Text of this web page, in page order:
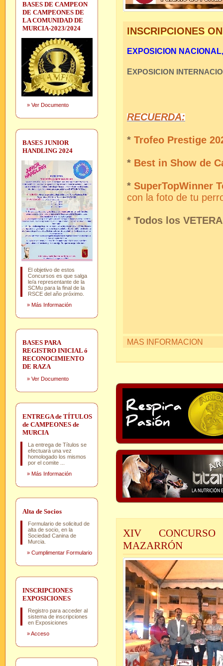
BASES DE CAMPEON
DE CAMPEONES DE
LA COMUNIDAD DE
MURCIA-2023/2024
» Ver Documento
BASES JUNIOR
HANDLING 2024
El objetivo de estos
Concursos es que salga
le/a representante de la
SCMu para la final de la
RSCE del año próximo.
» Más Información
BASES PARA
REGISTRO INICIAL ó
RECONOCIMIENTO
DE RAZA
» Ver Documento
ENTREGA de TÍTULOS
de CAMPEONES de
MURCIA
La entrega de Títulos se
efectuará una vez
homologado los mismos
por el comite ...
» Más Información
Alta de Socios
Formulario de solicitud de
alta de socio, en la
Sociedad Canina de
Murcia.
» Cumplimentar Formulario
INSCRIPCIONES
EXPOSICIONES
Registro para acceder al
sistema de inscripciones
en Exposiciones
»Acceso
INSCRIPCIONES
EXPOSICION
EXPOSICION
RECUERDA:
* Trofeo Prestige
* Best in Show de
* SuperTopWinner
con la foto de tu
* Todos los
MAS INFORMACION
XIV
MAZARRÓN